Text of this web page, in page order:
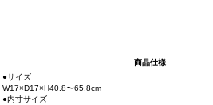
商品仕様
●サイズ
W17×D17×H40.8〜65.8cm
●内寸サイズ